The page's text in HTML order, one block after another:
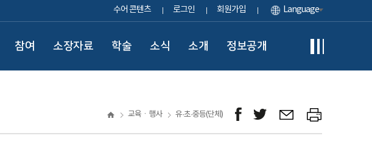
수어 콘텐츠 로그인 회원가입 Language
참여 소장자료 학술 소식 소개 정보공개
교육ㆍ행사 유·초·중등(단체)